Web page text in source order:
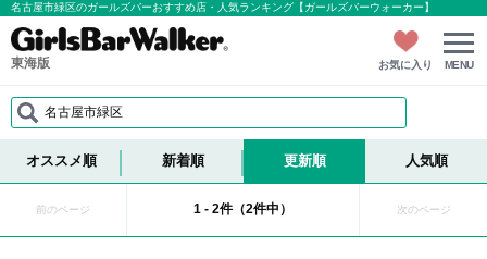
名古屋市緑区のガールズバーおすすめ店・人気ランキング【ガールズバーウォーカー】
東海版 お気に入り MENU
名古屋市緑区
オススメ順 新着順 更新順 人気順
前のページ 1 - 2件（2件中） 次のページ